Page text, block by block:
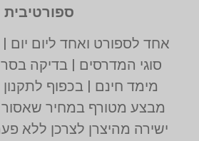
ספורטיבית
סוגי המדרסים | בדיקה
מימד חינם | בכפוף
מבצע מטורף במחיר
ישירה מהיצרן לצרכן ללא